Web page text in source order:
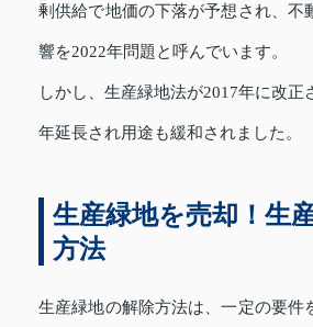
剰供給で地価の下落が予想され、不
響を2022年問題と呼んでいます。
しかし、生産緑地法が2017年に改正
年延長され用途も緩和されました。
生産緑地を売却！生
方法
生産緑地の解除方法は、一定の要件